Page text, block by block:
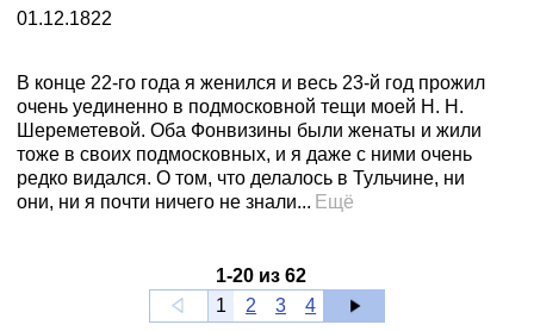
01.12.1822
В конце 22-го года я женился и весь 23-й год прожил
очень уединенно в подмосковной тещи моей Н. Н.
Шереметевой. Оба Фонвизины были женаты и жили
тоже в своих подмосковных, и я даже с ними очень
редко видался. О том, что делалось в Тульчине, ни
они, ни я почти ничего не знали... Ещё
1-20 из 62
1
2 3 4